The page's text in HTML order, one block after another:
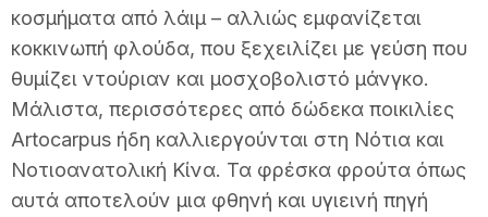
κοσμήματα από λάιμ – αλλιώς εμφανίζεται
κοκκινωπή φλούδα, που ξεχειλίζει με γεύση που
θυμίζει ντούριαν και μοσχοβολιστό μάνγκο.
Μάλιστα, περισσότερες από δώδεκα ποικιλίες
Artocarpus ήδη καλλιεργούνται στη Νότια και
Νοτιοανατολική Κίνα. Τα φρέσκα φρούτα όπως
αυτά αποτελούν μια φθηνή και υγιεινή πηγή